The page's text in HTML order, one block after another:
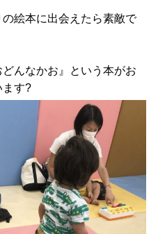
絵本に出会えたら素敵で
んなかお』という本がお
ます?